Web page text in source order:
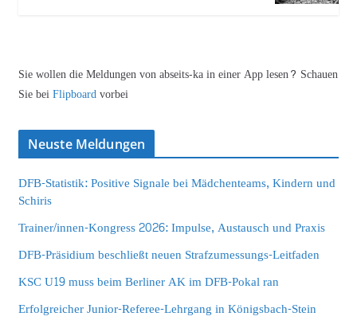
Sie wollen die Meldungen von abseits-ka in einer App lesen? Schauen
Sie beiFlipboardvorbei
Neuste Meldungen
DFB-Statistik: Positive Signale bei Mädchenteams, Kindern und
Schiris
Trainer/innen-Kongress 2026: Impulse, Austausch und Praxis
DFB-Präsidium beschließt neuen Strafzumessungs-Leitfaden
KSC U19 muss beim Berliner AK im DFB-Pokal ran
Erfolgreicher Junior-Referee-Lehrgang in Königsbach-Stein